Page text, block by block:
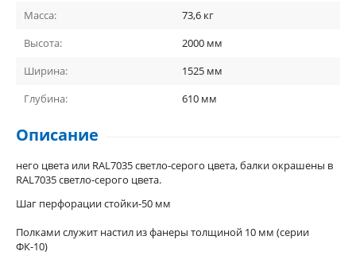
Масса:
73,6 кг
Высота:
2000 мм
Ширина:
1525 мм
Глубина:
610 мм
Описание
него цвета или RAL7035 светло-серого цвета, балки окрашены в
RAL7035 светло-серого цвета.
Шаг перфорации стойки-50 мм
Полками служит настил из фанеры толщиной 10 мм (серии
ФК-10)